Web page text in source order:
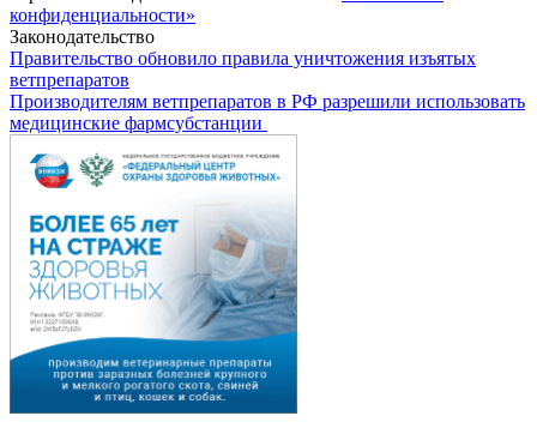
конфиденциальности»
Законодательство
Правительство обновило правила уничтожения изъятых
ветпрепаратов
Производителям ветпрепаратов в РФ разрешили использовать
медицинские фармсубстанции